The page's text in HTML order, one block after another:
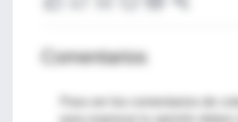
Comentarios
Para ver los comentarios de